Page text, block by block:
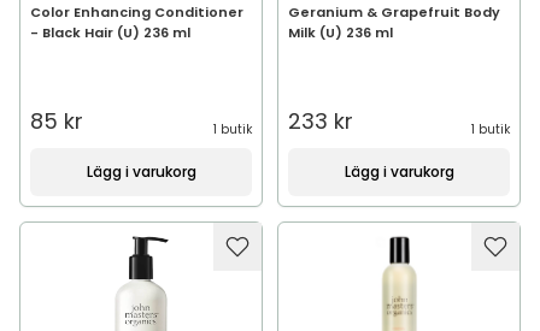
Color Enhancing Conditioner
- Black Hair (U) 236 ml
85 kr 1 butik
Lägg i varukorg
Geranium & Grapefruit Body
Milk (U) 236 ml
233 kr 1 butik
Lägg i varukorg